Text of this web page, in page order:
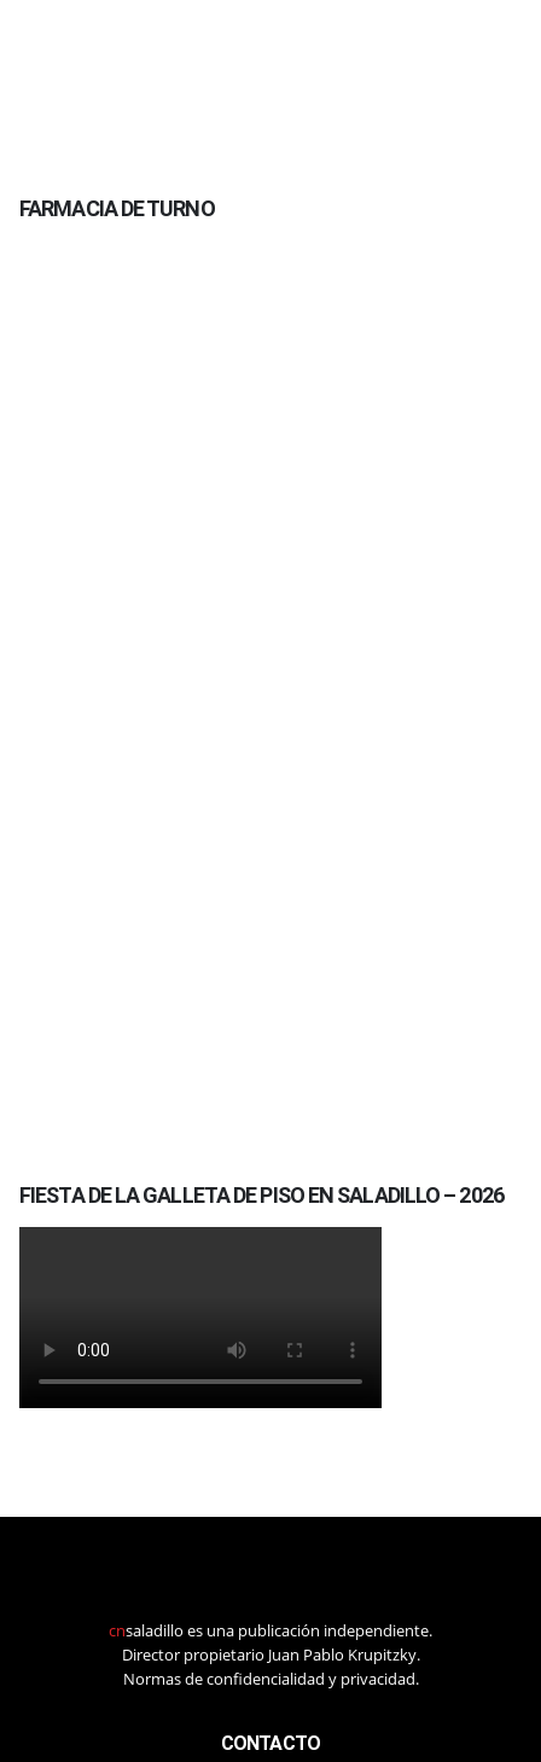
FARMACIA DE TURNO
FIESTA DE LA GALLETA DE PISO EN SALADILLO – 2026
cnsaladillo es una publicación independiente.
Director propietario Juan Pablo Krupitzky.
Normas de confidencialidad y privacidad.
CONTACTO